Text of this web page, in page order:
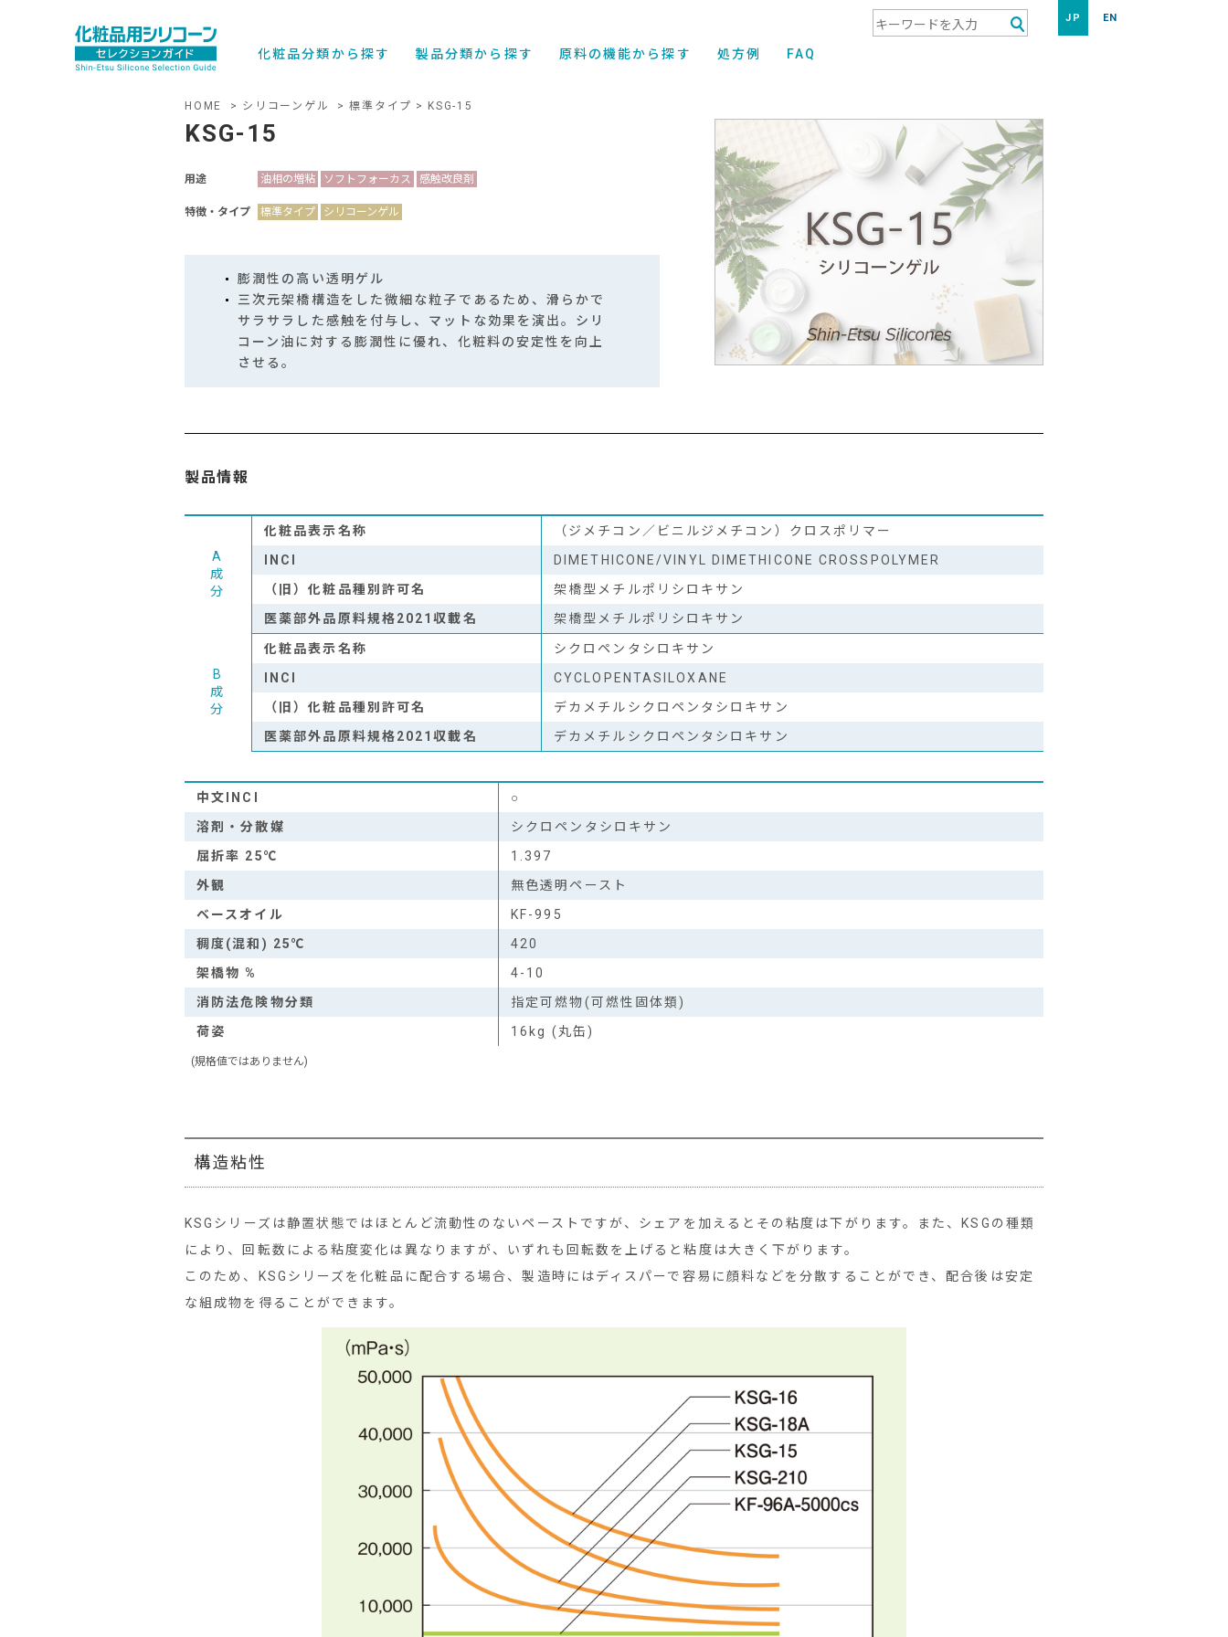
化粧品分類から探す 製品分類から探す 原料の機能から探す 処方例 FAQ
検索キーワード入力
JP EN
HOME シリコーンゲル 標準タイプ KSG-15
KSG-15
用途 油相の増粘 ソフトフォーカス 感触改良剤
特徴・タイプ 標準タイプ シリコーンゲル
膨潤性の高い透明ゲル
三次元架橋構造をした微細な粒子であるため、滑らかで
サラサラした感触を付与し、マットな効果を演出。シリ
コーン油に対する膨潤性に優れ、化粧料の安定性を向上
させる。
製品情報
A
成
分
化粧品表示名称
（ジメチコン／ビニルジメチコン）クロスポリマー
INCI
DIMETHICONE/VINYL DIMETHICONE CROSSPOLYMER
（旧）化粧品種別許可名
架橋型メチルポリシロキサン
医薬部外品原料規格2021収載名
架橋型メチルポリシロキサン
B
成
分
化粧品表示名称
シクロペンタシロキサン
INCI
CYCLOPENTASILOXANE
（旧）化粧品種別許可名
デカメチルシクロペンタシロキサン
医薬部外品原料規格2021収載名
デカメチルシクロペンタシロキサン
中文INCI
○
溶剤・分散媒
シクロペンタシロキサン
屈折率 25℃
1.397
外観
無色透明ペースト
ベースオイル
KF-995
稠度(混和) 25℃
420
架橋物 %
4-10
消防法危険物分類
指定可燃物(可燃性固体類)
荷姿
16kg (丸缶)
(規格値ではありません)
構造粘性
KSGシリーズは静置状態ではほとんど流動性のないペーストですが、シェアを加えるとその粘度は下がります。また、KSGの種類
により、回転数による粘度変化は異なりますが、いずれも回転数を上げると粘度は大きく下がります。
このため、KSGシリーズを化粧品に配合する場合、製造時にはディスパーで容易に顔料などを分散することができ、配合後は安定
な組成物を得ることができます。